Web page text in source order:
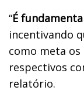
“É
incentivando
como meta
respectivos
relatório.